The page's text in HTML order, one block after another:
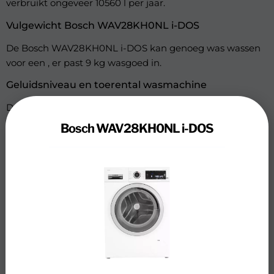
verbruikt ongeveer 10560 l per jaar.
Vulgewicht Bosch WAV28KH0NL i-DOS
De Bosch WAV28KH0NL i-DOS kan genoeg was wassen
voor een , er past 9 kg wasgoed in.
Geluidsniveau en toerental wasmachine
De wasmachine maakt geluid tijdens het wassen en
centrifugeren, het geluidniveau is 70 dB. De wasmachine
heeft een maximaal toerental van: 1400 rpm.
De Bosch WAV28KH0NL i-DOS heeft 14 programma’s om
de juiste keuze te maken bij het wassen van je wasgoed.
De Bosch WAV28KH0NL i-DOS heeft een aantal
algemene wasprogramma’s, zoals: fijne was, Handwas,
Katoen, Korte was, Opfrissen, Synthetisch, Wol. Er is
aandacht aan besteed om het gebruiksgemak van de
Bosch WAV28KH0NL i-DOS